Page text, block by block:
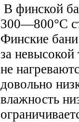
В финской
300—800°С
Финские
за
не
довольно
влажность